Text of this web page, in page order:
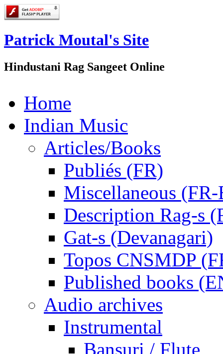
Patrick Moutal's Site
Hindustani Rag Sangeet Online
Home
Indian Music
Articles/Books
Publiés (FR)
Miscellaneous
Description Rag-s
Gat-s (Devanagari)
Topos CNSMDP
Published books
Audio archives
Instrumental
Bansuri / Flute